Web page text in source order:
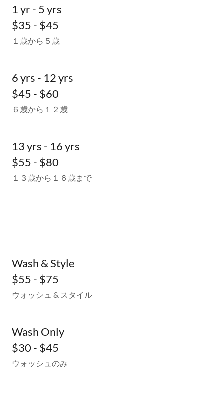
1 yr - 5 yrs
$35 - $45
１歳から５歳
6 yrs - 12 yrs
$45 - $60
６歳から１２歳
13 yrs - 16 yrs
$55 - $80
１３歳から１６歳まで
Wash & Style
$55 - $75
ウォッシュ & スタイル
Wash Only
$30 - $45
ウォッシュのみ